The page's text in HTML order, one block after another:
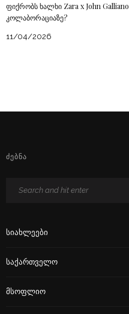
ფიქრობს ხალხი Zara x John Galliano
კოლაბორაციაზე?
11/04/2026
ᲫᲔᲑᲜᲐ
Სიახლეები
Საქართველო
Მსოფლიო